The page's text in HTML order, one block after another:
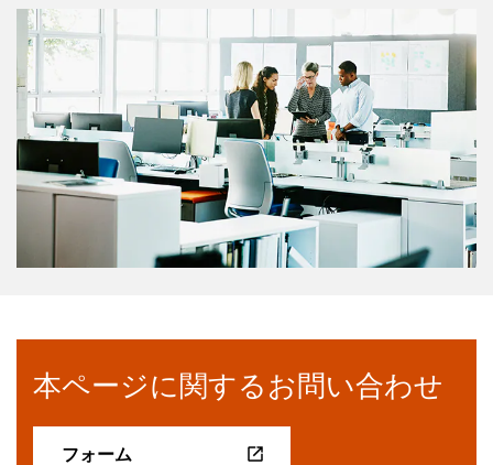
本ページに関するお問い合わせ
フォーム